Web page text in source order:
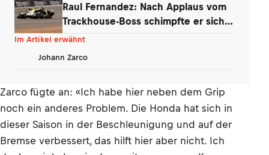
Raul Fernandez: Nach Applaus vom
Trackhouse-Boss schimpfte er sich
selbst
Im Artikel erwähnt
Johann Zarco
Zarco fügte an: «Ich habe hier neben dem Grip
noch ein anderes Problem. Die Honda hat sich in
dieser Saison in der Beschleunigung und auf der
Bremse verbessert, das hilft hier aber nicht. Ich